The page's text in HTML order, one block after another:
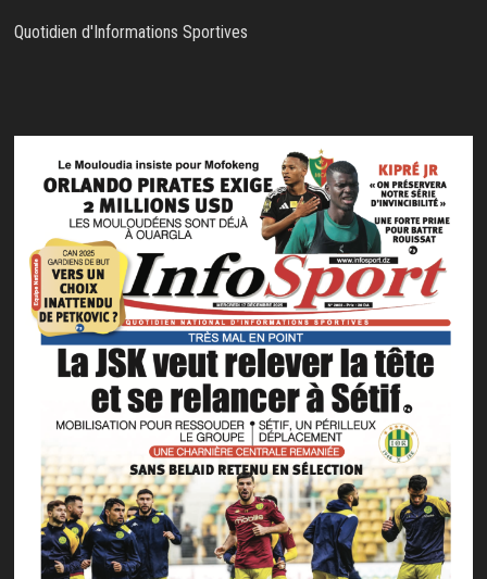
Quotidien d'Informations Sportives